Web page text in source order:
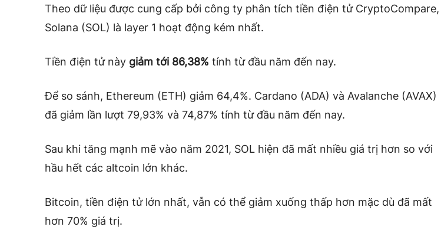
Theo dữ liệu được cung cấp bởi công ty phân tích tiền điện tử CryptoCompare,
Solana (SOL) là layer 1 hoạt động kém nhất.
Tiền điện tử này giảm tới 86,38% tính từ đầu năm đến nay.
Để so sánh, Ethereum (ETH) giảm 64,4%. Cardano (ADA) và Avalanche (AVAX)
đã giảm lần lượt 79,93% và 74,87% tính từ đầu năm đến nay.
Sau khi tăng mạnh mẽ vào năm 2021, SOL hiện đã mất nhiều giá trị hơn so với
hầu hết các altcoin lớn khác.
Bitcoin, tiền điện tử lớn nhất, vẫn có thể giảm xuống thấp hơn mặc dù đã mất
hơn 70% giá trị.